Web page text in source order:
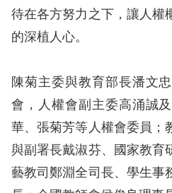
人
資
庫
無
障
快
待在各方努力之下，讓人權
的深植人心。
陳菊主委與教育部長潘文
會，人權會副主委高涌誠
華、張菊芳等人權會委員；
與副署長戴淑芬、國家教育
藝教司鄭淵全司長、學生事